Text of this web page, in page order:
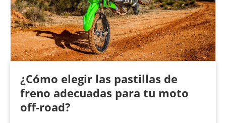
¿Cómo elegir las pastillas de
freno adecuadas para tu moto
off-road?